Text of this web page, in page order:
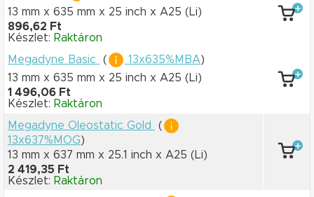
13 mm x 635 mm x 25 inch x A25 (Li)
896,62 Ft
Készlet: Raktáron
Megadyne Basic
( 13x635%MBA)
13 mm x 635 mm x 25 inch x A25 (Li)
1 496,06 Ft
Készlet: Raktáron
Megadyne Oleostatic Gold
(
13x637%MOG)
13 mm x 637 mm x 25.1 inch x A25 (Li)
2 419,35 Ft
Készlet: Raktáron